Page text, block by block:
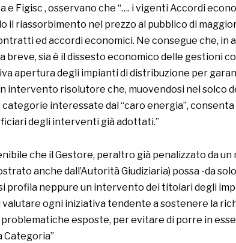
e Figisc , osservano che “…. i vigenti Accordi
il riassorbimento nel prezzo al pubblico di
ed accordi economici. Ne consegue che,
breve, sia è il dissesto economico delle gestioni
apertura degli impianti di distribuzione per
intervento risolutore che, muovendosi nel solco
categorie interessate dal “caro energia”,
degli interventi già adottati.”
che il Gestore, peraltro già penalizzato da
anche dall’Autorità Giudiziaria) possa -da
profila neppure un intervento dei titolari degli
ogni iniziativa tendente a sostenere la
esposte, per evitare di porre in
Categoria”